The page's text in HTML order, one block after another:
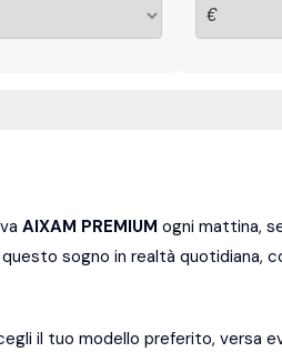
€
AIXAM PREMIUM ogni mattina,
sogno in realtà quotidiana,
il tuo modello preferito, versa